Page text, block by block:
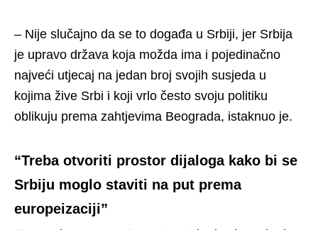
– Nije slučajno da se to događa u Srbiji, jer Srbija
je upravo država koja možda ima i pojedinačno
najveći utjecaj na jedan broj svojih susjeda u
kojima žive Srbi i koji vrlo često svoju politiku
oblikuju prema zahtjevima Beograda, istaknuo je.
“Treba otvoriti prostor dijaloga kako bi se
Srbiju moglo staviti na put prema
europeizaciji”